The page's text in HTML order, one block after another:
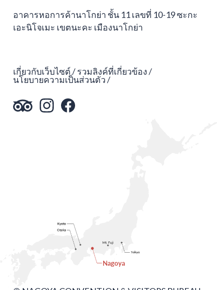
อาคารหอการค้านาโกย่า ชั้น 11 เลขที่ 10-19 ซะกะ
เอะนิโจเมะ เขตนะคะ เมืองนาโกย่า
เกี่ยวกับเว็บไซต์ รวมลิงค์ที่เกี่ยวข้อง
นโยบายความเป็นส่วนตัว